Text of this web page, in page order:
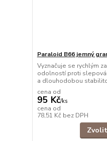
Paraloid B66 jemný
Vyznačuje se rychlým
odolností proti
a dlouhodobou
cena od
95 Kč/ks
cena od
78,51 Kč bez DPH